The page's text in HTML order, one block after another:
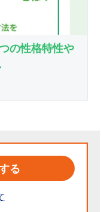
の性格特性や
る